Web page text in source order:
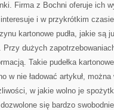
Firma z Bochni oferuje ich
i w przykrótkim
kartonowe pudła, jakie są
dużych
Takie pudełka
w nie ładować artykuł,
w jakie wolno je
się bardzo